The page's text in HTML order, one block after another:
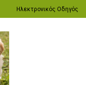
Ηλεκτρονικός Οδηγός